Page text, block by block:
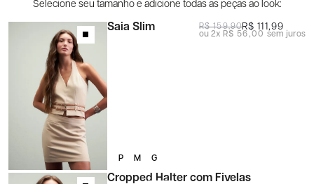
Saia Slim R$ 159,90R$ 111,99
2x R$ 56,00 sem juros
P M G
Cropped Halter com Fivelas